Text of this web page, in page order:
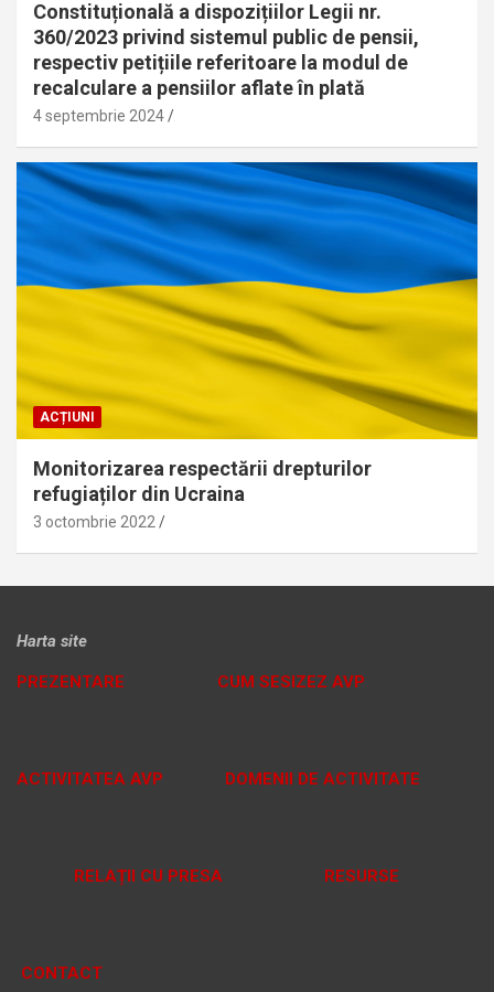
Constituțională a dispozițiilor Legii nr.
360/2023 privind sistemul public de pensii,
respectiv petițiile referitoare la modul de
recalculare a pensiilor aflate în plată
4 septembrie 2024
ACȚIUNI
Monitorizarea respectării drepturilor
refugiaților din Ucraina
3 octombrie 2022
Harta site
PREZENTARE CUM SESIZEZ AVP
ACTIVITATEA AVP DOMENII DE ACTIVITATE
RELAȚII CU PRESA RESURSE
CONTACT